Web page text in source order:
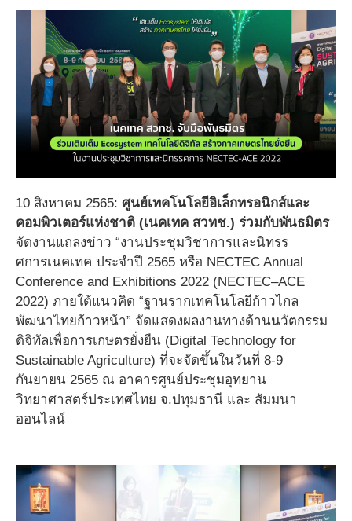
10 สิงหาคม 2565: ศูนย์เทคโนโลยีอิเล็กทรอนิกส์และ
คอมพิวเตอร์แห่งชาติ (เนคเทค สวทช.) ร่วมกับพันธมิตร
จัดงานแถลงข่าว “งานประชุมวิชาการและนิทรร
ศการเนคเทค ประจำปี 2565 หรือ NECTEC Annual
Conference and Exhibitions 2022 (NECTEC–ACE
2022) ภายใต้แนวคิด “ฐานรากเทคโนโลยีก้าวไกล
พัฒนาไทยก้าวหน้า” จัดแสดงผลงานทางด้านนวัตกรรม
ดิจิทัลเพื่อการเกษตรยั่งยืน (Digital Technology for
Sustainable Agriculture) ที่จะจัดขึ้นในวันที่ 8-9
กันยายน 2565 ณ อาคารศูนย์ประชุมอุทยาน
วิทยาศาสตร์ประเทศไทย จ.ปทุมธานี และ สัมมนา
ออนไลน์